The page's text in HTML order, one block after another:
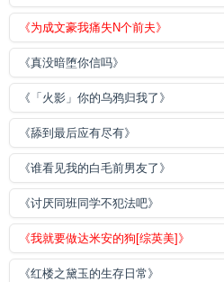
《为成文豪我痛失N个前夫》
《真没暗堕你信吗》
《「火影」你的乌鸦归我了》
《舔到最后应有尽有》
《谁看见我的白毛前男友了》
《讨厌同班同学不犯法吧》
《我就要做达米安的狗[综英美]》
《红楼之黛玉的生存日常》